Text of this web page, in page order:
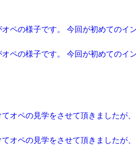
ペの様子です。 今回が初めてのイ
ペの様子です。 今回が初めてのイ
オペの見学をさせて頂きましたが
オペの見学をさせて頂きましたが